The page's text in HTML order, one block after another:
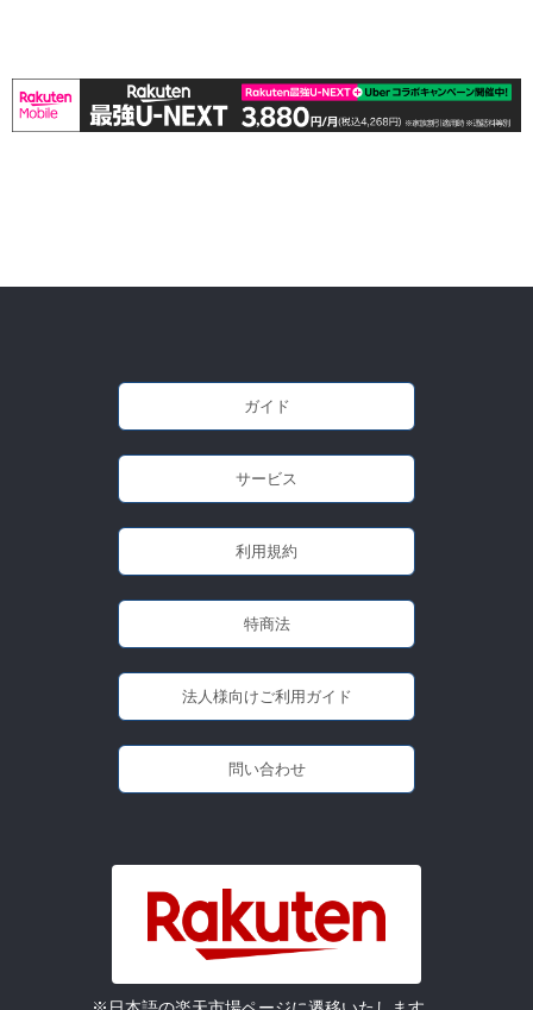
ガイド
サービス
利用規約
特商法
法人様向けご利用ガイド
問い合わせ